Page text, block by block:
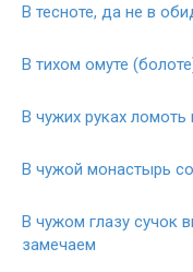
В тесноте, да не в
В тихом омуте
В чужих руках ломоть
В чужой монастырь
В чужом глазу сучок
замечаем